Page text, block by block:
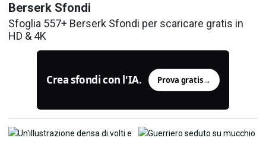
Berserk Sfondi
Sfoglia 557+ Berserk Sfondi per scaricare gratis in
HD & 4K
Crea sfondi con l'IA. Prova gratis→